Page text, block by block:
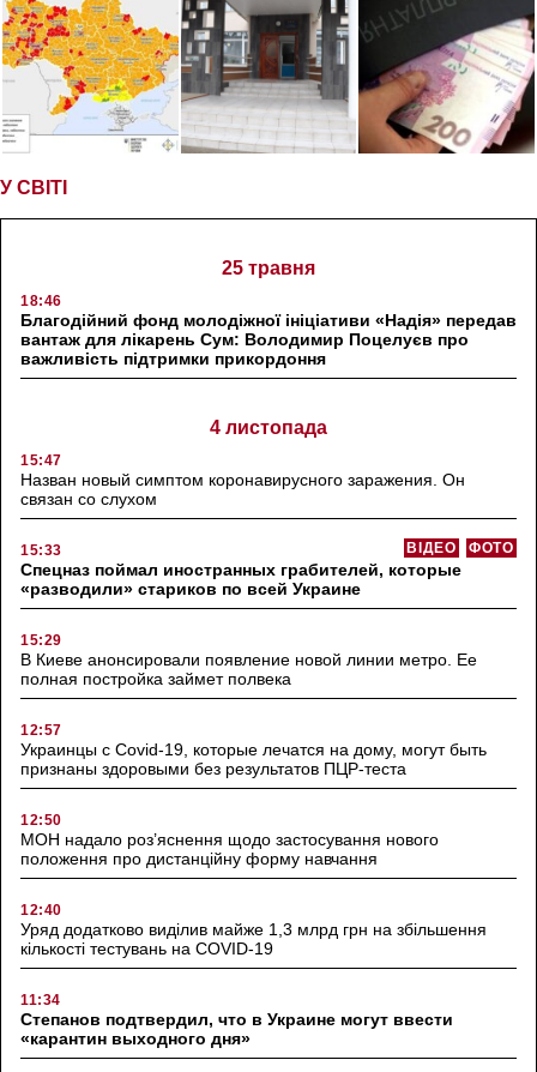
У СВІТІ
25 травня
18:46
Благодійний фонд молодіжної ініціативи «Надія» передав
вантаж для лікарень Сум: Володимир Поцелуєв про
важливість підтримки прикордоння
4 листопада
15:47
Назван новый симптом коронавирусного заражения. Он
связан со слухом
15:33 ФОТО
ВІДЕО
Спецназ поймал иностранных грабителей, которые
«разводили» стариков по всей Украине
15:29
В Киеве анонсировали появление новой линии метро. Ее
полная постройка займет полвека
12:57
Украинцы с Covid-19, которые лечатся на дому, могут быть
признаны здоровыми без результатов ПЦР-теста
12:50
МОН надало роз’яснення щодо застосування нового
положення про дистанційну форму навчання
12:40
Уряд додатково виділив майже 1,3 млрд грн на збільшення
кількості тестувань на COVID-19
11:34
Степанов подтвердил, что в Украине могут ввести
«карантин выходного дня»